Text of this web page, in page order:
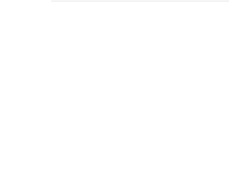
ไม่?